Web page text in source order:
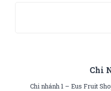
Chi
Chi nhánh 1 – Eus Fruit